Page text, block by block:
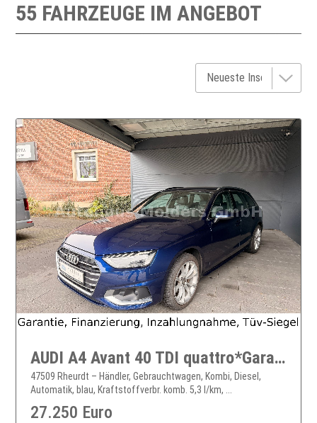
55 FAHRZEUGE IM ANGEBOT
AUDI A4 Avant 40 TDI quattro*Garantie*LED*AHK*279EURmtl
47509 Rheurdt – Händler, Gebrauchtwagen, Kombi, Diesel,
Automatik, blau, Kraftstoffverbr. komb. 5,3 l/km, ...
27.250 Euro